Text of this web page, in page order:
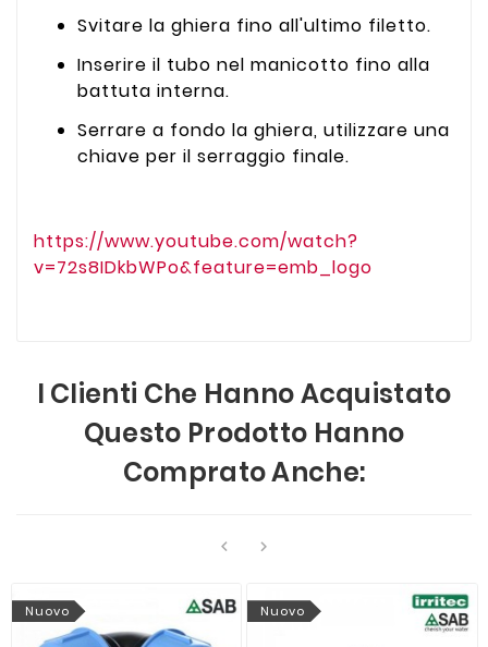
Svitare la ghiera fino all'ultimo filetto.
Inserire il tubo nel manicotto fino alla
battuta interna.
Serrare a fondo la ghiera, utilizzare una
chiave per il serraggio finale.
https://www.youtube.com/watch?
v=72s8IDkbWPo&feature=emb_logo
I Clienti Che Hanno Acquistato
Questo Prodotto Hanno
Comprato Anche:
 
Nuovo Nuovo